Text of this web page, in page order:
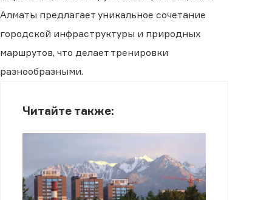
Алматы предлагает уникальное сочетание
городской инфраструктуры и природных
маршрутов, что делает тренировки
разнообразными.
Читайте также: